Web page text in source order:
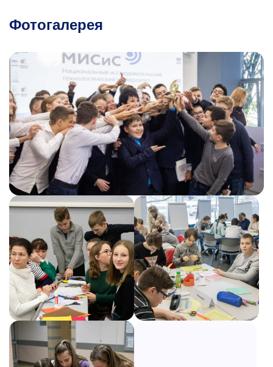
Фотогалерея